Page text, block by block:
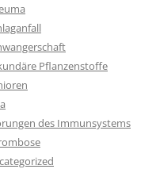
Pflanzenstoffe
des Immunsystems